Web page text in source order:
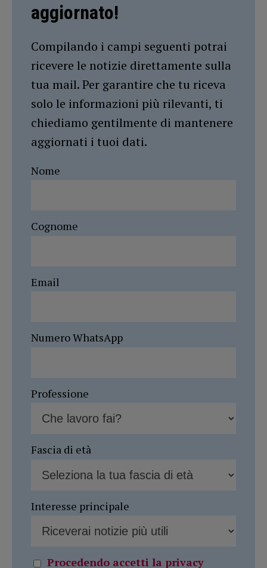
aggiornato!
Compilando i campi seguenti potrai
ricevere le notizie direttamente sulla
tua mail. Per garantire che tu riceva
solo le informazioni più rilevanti, ti
chiediamo gentilmente di mantenere
aggiornati i tuoi dati.
Nome
Cognome
Email
Numero WhatsApp
Professione
Fascia di età
Interesse principale
Procedendo accetti la privacy